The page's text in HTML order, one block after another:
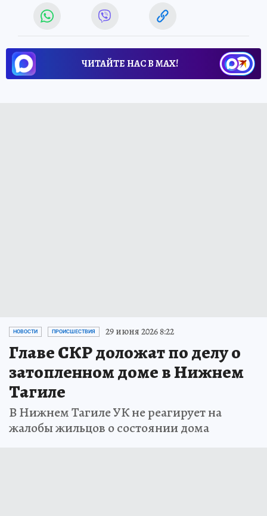
ЧИТАЙТЕ НАС В МАХ!
НОВОСТИ ПРОИСШЕСТВИЯ 29 июня 2026 8:22
Главе СКР доложат по делу о
затопленном доме в Нижнем
Тагиле
В Нижнем Тагиле УК не реагирует на
жалобы жильцов о состоянии дома